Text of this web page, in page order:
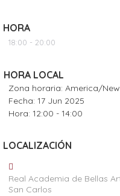
HORA
18:00 - 20:00
HORA LOCAL
Zona horaria: America/
Fecha: 17 Jun 2025
Hora: 12:00 - 14:00
LOCALIZACIÓN
Real Academia de Bellas
San Carlos